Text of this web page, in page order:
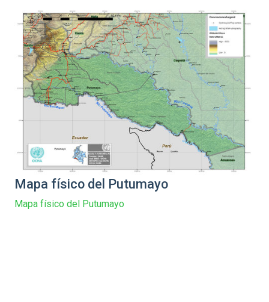
Mapa físico del Putumayo
Mapa físico del Putumayo